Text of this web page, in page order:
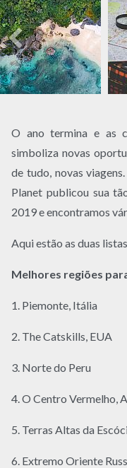
O ano termina e as
simboliza novas
de tudo, novas
Planet publicou sua
2019 e encontramos
Aqui estão as duas
Melhores regiões
1. Piemonte, Itália
2. The Catskills, EUA
3. Norte do Peru
4. O Centro Vermelho,
5. Terras Altas da
6. Extremo Oriente